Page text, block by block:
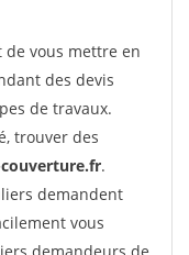
vous mettre en
des devis
de travaux.
trouver des
.
demandent
vous